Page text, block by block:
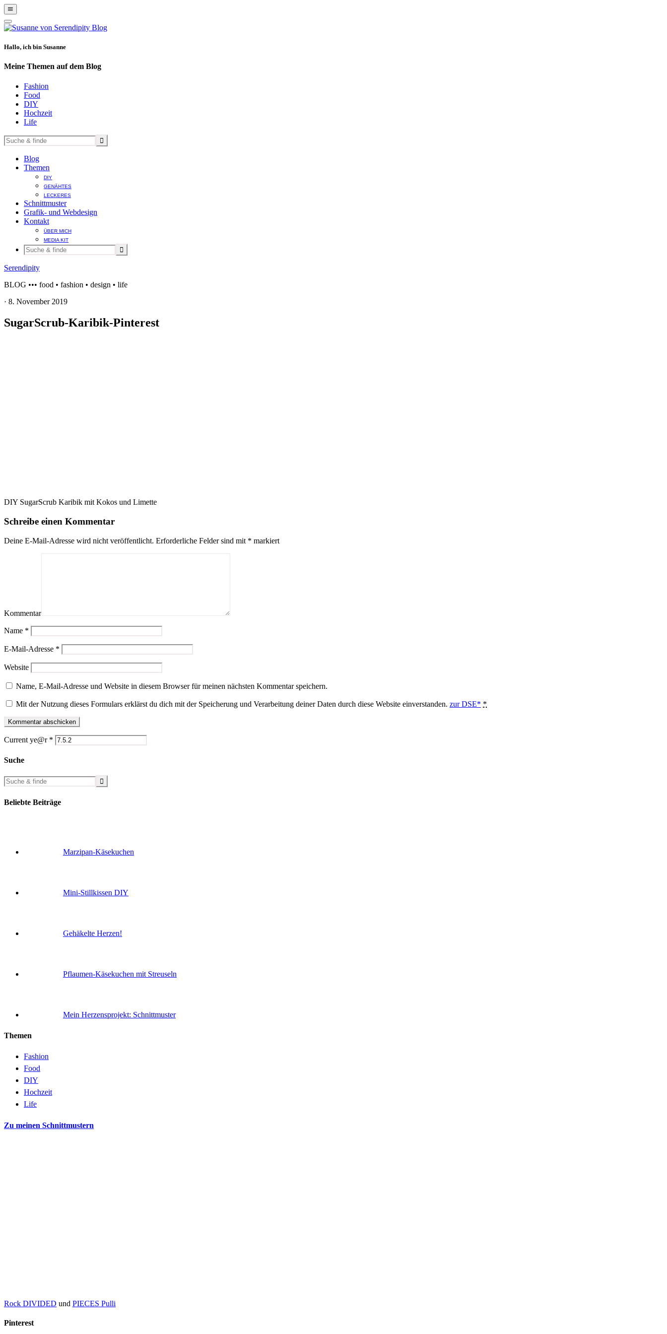
Show
Offscreen
Content
Hide
Offscreen
Hallo, ich bin Susanne
Meine Themen auf dem Blog
Fashion
Food
DIY
Hochzeit
Life
Blog
Themen
DIY
GENÄHTES
LECKERES
Schnittmuster
Grafik- und Webdesign
Kontakt
ÜBER MICH
MEDIA KIT
Serendipity
BLOG ••• food • fashion • design • life
· 8. November 2019
SugarScrub-Karibik-Pinterest
DIY SugarScrub Karibik mit Kokos und Limette
Schreibe einen Kommentar
Deine E-Mail-Adresse wird nicht veröffentlicht. Erforderliche Felder sind mit * markiert
Kommentar
Name *
E-Mail-Adresse *
Website
Name, E-Mail-Adresse und Website in diesem Browser für meinen nächsten Kommentar speichern.
Mit der Nutzung dieses Formulars erklärst du dich mit der Speicherung und Verarbeitung deiner Daten durch diese Website einverstanden. zur DSE* *
Current ye@r *
Suche
Beliebte Beiträge
Marzipan-Käsekuchen
Mini-Stillkissen DIY
Gehäkelte Herzen!
Pflaumen-Käsekuchen mit Streuseln
Mein Herzensprojekt: Schnittmuster
Themen
Fashion
Food
DIY
Hochzeit
Life
Zu meinen Schnittmustern
Rock DIVIDED und PIECES Pulli
Pinterest